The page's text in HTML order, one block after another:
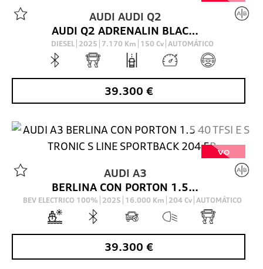
AUDI AUDI Q2
AUDI Q2 ADRENALIN BLACK EDITION 35 TDI 110(150) KW(CV) S TRONIC
DIESEL 2025 7.170 Km 150 Cv AUTOMÁTICO
39.300 €
VO
AUDI A3
BERLINA CON PORTON 1.5 40 TFSI E S TRONIC S LINE SPORTBACK 204 5P
BEV ELECTRICO 100% 2025 16.000 Km 204 Cv AUTOMÁTICO
39.300 €